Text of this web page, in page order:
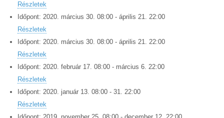
Részletek
Időpont: 2020. március 30. 08:00 - április 21. 22:00
Részletek
Időpont: 2020. március 30. 08:00 - április 21. 22:00
Részletek
Időpont: 2020. február 17. 08:00 - március 6. 22:00
Részletek
Időpont: 2020. január 13. 08:00 - 31. 22:00
Részletek